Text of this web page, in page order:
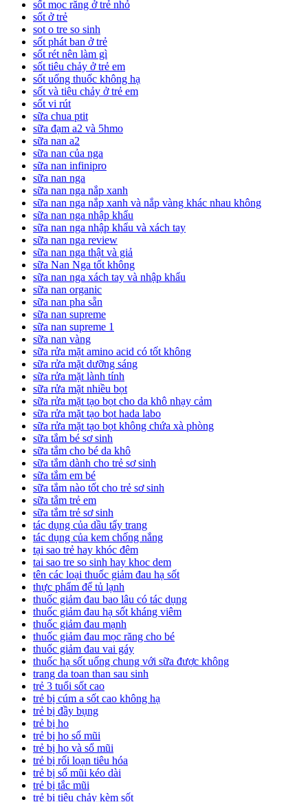
sốt mọc răng ở trẻ nhỏ
sốt ở trẻ
sot o tre so sinh
sốt phát ban ở trẻ
sốt rét nên làm gì
sốt tiêu chảy ở trẻ em
sốt uống thuốc không hạ
sốt và tiêu chảy ở trẻ em
sốt vi rút
sữa chua ptit
sữa đạm a2 và 5hmo
sữa nan a2
sữa nan của nga
sữa nan infinipro
sữa nan nga
sữa nan nga nắp xanh
sữa nan nga nắp xanh và nắp vàng khác nhau không
sữa nan nga nhập khẩu
sữa nan nga nhập khẩu và xách tay
sữa nan nga review
sữa nan nga thật và giả
sữa Nan Nga tốt không
sữa nan nga xách tay và nhập khẩu
sữa nan organic
sữa nan pha sẵn
sữa nan supreme
sữa nan supreme 1
sữa nan vàng
sữa rửa mặt amino acid có tốt không
sữa rửa mặt dưỡng sáng
sữa rửa mặt lành tính
sữa rửa mặt nhiều bọt
sữa rửa mặt tạo bọt cho da khô nhạy cảm
sữa rửa mặt tạo bọt hada labo
sữa rửa mặt tạo bọt không chứa xà phòng
sữa tắm bé sơ sinh
sữa tắm cho bé da khô
sữa tắm dành cho trẻ sơ sinh
sữa tắm em bé
sữa tắm nào tốt cho trẻ sơ sinh
sữa tắm trẻ em
sữa tắm trẻ sơ sinh
tác dụng của dầu tẩy trang
tác dụng của kem chống nắng
tại sao trẻ hay khóc đêm
tai sao tre so sinh hay khoc dem
tên các loại thuốc giảm đau hạ sốt
thực phẩm để tủ lạnh
thuốc giảm đau bao lâu có tác dụng
thuốc giảm đau hạ sốt kháng viêm
thuốc giảm đau mạnh
thuốc giảm đau mọc răng cho bé
thuốc giảm đau vai gáy
thuốc hạ sốt uống chung với sữa được không
trang da toan than sau sinh
trẻ 3 tuổi sốt cao
trẻ bị cúm a sốt cao không hạ
trẻ bị đầy bụng
trẻ bị ho
trẻ bị ho sổ mũi
trẻ bị ho và sổ mũi
trẻ bị rối loạn tiêu hóa
trẻ bị sổ mũi kéo dài
trẻ bị tắc mũi
trẻ bị tiêu chảy kèm sốt